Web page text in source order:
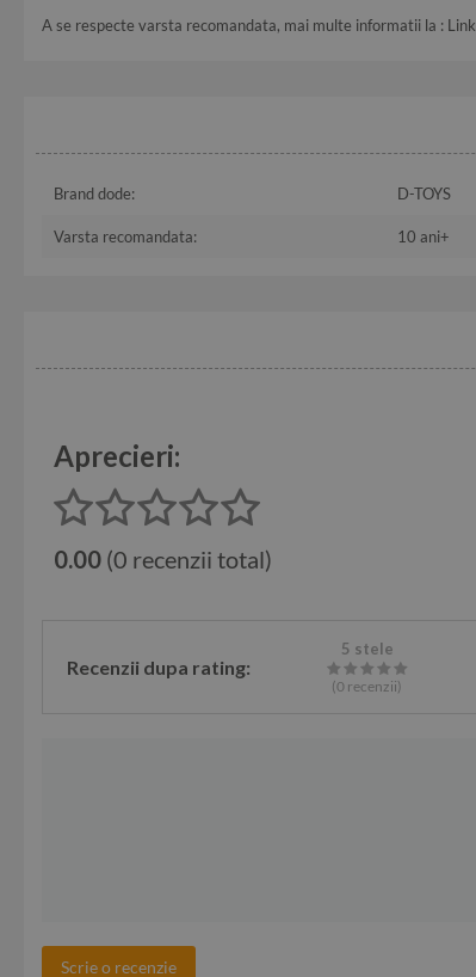
A se respecte varsta recomandata, mai multe informatii la : Link
Brand dode: D-TOYS
Varsta recomandata: 10 ani+
Aprecieri:
0.00 (0 recenzii total)
Recenzii dupa rating:
5 stele
(0 recenzii)
Scrie o recenzie